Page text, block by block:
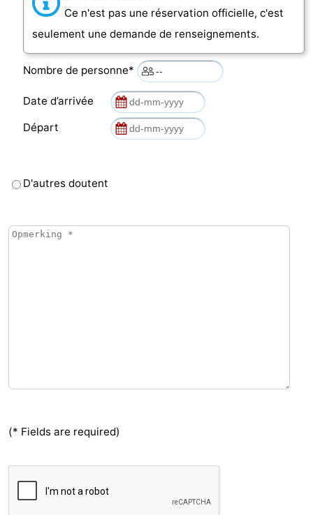
Ce n'est pas une réservation officielle, c'est
seulement une demande de renseignements.
Nombre de personne*
Date d’arrivée
Départ
D'autres doutent
(* Fields are required)